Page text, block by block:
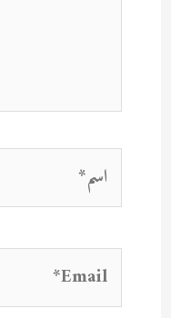
اسم*
Email*